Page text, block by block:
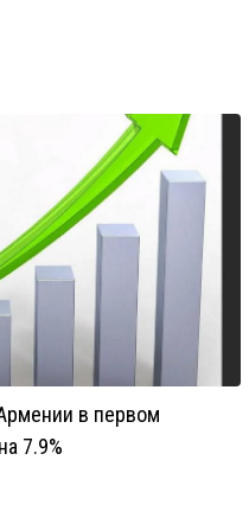
в первом
7.9%